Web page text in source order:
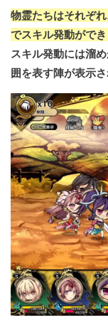
物霊たちはそれぞ
でスキル発動ができ
スキル発動には溜
囲を表す陣が表示さ